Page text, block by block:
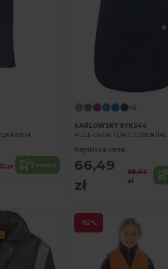
zł Zamów
+2
KARLOWSKY KYKS64
PULL-OVER TUNIC ESSENTIAL
Najniższa cena:
66,49
zł
98,04
zł
-52%